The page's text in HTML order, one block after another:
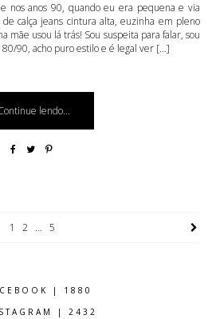
nos anos 90, quando eu era pequena e via
calça jeans cintura alta, euzinha em pleno
mãe usou lá trás! Sou suspeita para falar, sou
80/90, acho puro estilo e é legal ver […]
lendo...
1 2 … 5
| 1880
| 2432